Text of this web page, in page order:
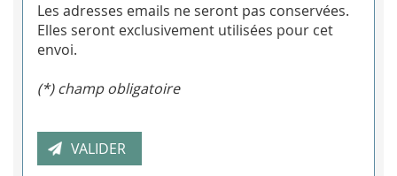
Les adresses emails ne seront pas conservées.
Elles seront exclusivement utilisées pour cet
envoi.
(*) champ obligatoire